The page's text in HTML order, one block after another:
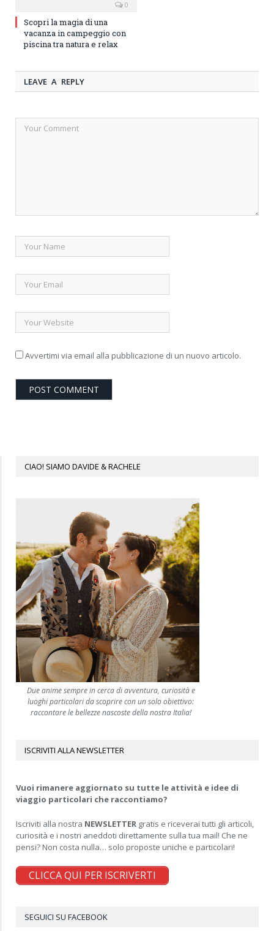
0
Scopri la magia di una
vacanza in campeggio con
piscina tra natura e relax
LEAVE A REPLY
Avvertimi via email alla pubblicazione di un nuovo articolo.
CIAO! SIAMO DAVIDE & RACHELE
Due anime sempre in cerca di avventura, curiosità e
luoghi particolari da scoprire con un solo obiettivo:
raccontare le bellezze nascoste della nostra Italia!
ISCRIVITI ALLA NEWSLETTER
Vuoi rimanere aggiornato su tutte le attività e idee di
viaggio particolari che raccontiamo?
Iscriviti alla nostra NEWSLETTER gratis e riceverai tutti gli articoli,
curiosità e i nostri aneddoti direttamente sulla tua mail! Che ne
pensi? Non costa nulla… solo proposte uniche e particolari!
CLICCA QUI PER ISCRIVERTI
SEGUICI SU FACEBOOK